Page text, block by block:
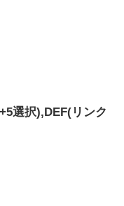
選択),DEF(リンク